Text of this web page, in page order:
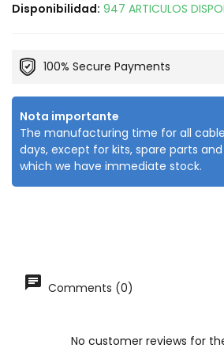
Disponibilidad: 947 ARTICULOS
100% Secure Payments
Nota importante
The manufacturing time for all
days, except for kits, spare parts
which we have immediate stock.
Comments (0)
No customer reviews for